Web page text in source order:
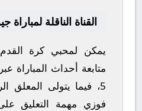
القناة الناقلة لمباراة
يمكن لمحبي كرة
متابعة أحداث المباراة
5، فيما يتولى المعلق
فوزي مهمة التعليق